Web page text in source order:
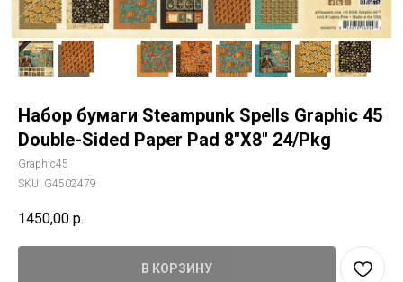
Набор бумаги Steampunk Spells Graphic 45
Double-Sided Paper Pad 8"X8" 24/Pkg
Graphic45
SKU: G4502479
1450,00 р.
В КОРЗИНУ